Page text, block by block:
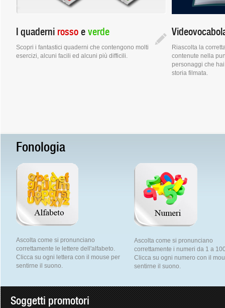
I quaderni rosso e verde
Scopri i fantastici quaderni che contengono molti
esercizi, alcuni facili ed alcuni più difficili.
Riascolta la
contenute nella
personaggi che
storia filmata.
Fonologia
Ascolta come si pronunciano
correttamente le lettere dell'alfabeto.
Clicca su ogni lettera con il mouse per
sentirne il suono.
Ascolta come si pronunciano
correttamente i numeri da 1 a
Clicca su ogni numero con il
sentirne il suono.
Soggetti promotori